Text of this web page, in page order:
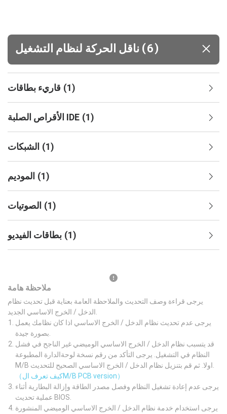
(6)
قاريء بطاقات (1)
الأقراص الصلبة IDE (1)
الشبكات (1)
الموديم (1)
الصوتيات (1)
بطاقات الفيديو (1)
ملاحظة هامة
يرجى قراءة وصف التحديث والملاحظة العامة بعناية قبل تحديث نظام
يرجى عدم تحديث نظام الدخل / الخرج الاساسي اذا كان نظامك يعمل
قد يتسبب نظام الدخل / الخرج الاساسي الوميضي غير الناجح في فشل
النظام في التشغيل. يرجى التأكد من رقم نسخة لوحةالدارة المطبوعة
（كيف تعرف الM/B PCB version）
يرجى عدم إعادة تشغيل النظام وفصل مصدر الطاقة وإزالة البطارية أثناء
عملية تحديث BIOS.
يرجى استخدام خدمة نظام الدخل / الخرج الاساسي الوميضي المنشورة